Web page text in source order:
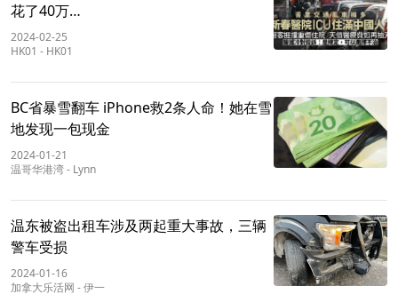
花了40万…
2024-02-25
HK01 - HK01
BC省暴雪翻车 iPhone救2条人命！她在雪
地发现一包现金
2024-01-21
温哥华港湾- Lynn
温东被盗出租车涉及两起重大事故，三辆
警车受损
2024-01-16
加拿大乐活网 -伊一